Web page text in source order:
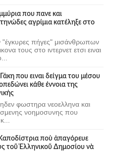
που πανε και
αγρίμια κατέληξε στο
"έγκυρες πήγες" μισάνθρωπων
τους στο ιντερνετ ετσι ειναι
που ειναι δείγμα του μέσου
κάθε έννοια της
φωστηρα νεοελληνα και
νοημοσυνης που
ποὺ ἀπαγόρευε
τοῦ Ἑλληνικοῦ Δημοσίου νὰ